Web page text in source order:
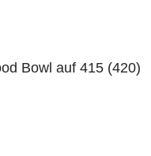
Bowl auf 415 (420)